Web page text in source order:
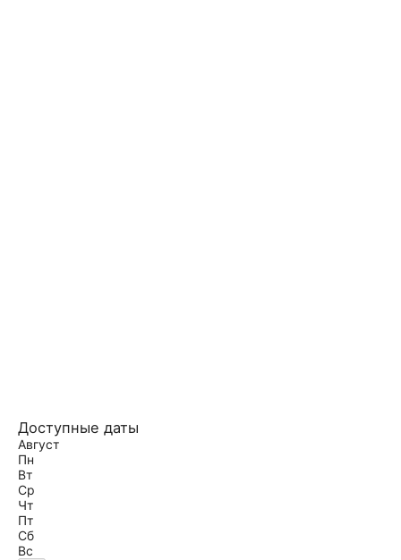
Доступные даты
Август
Пн
Вт
Ср
Чт
Пт
Сб
Вс